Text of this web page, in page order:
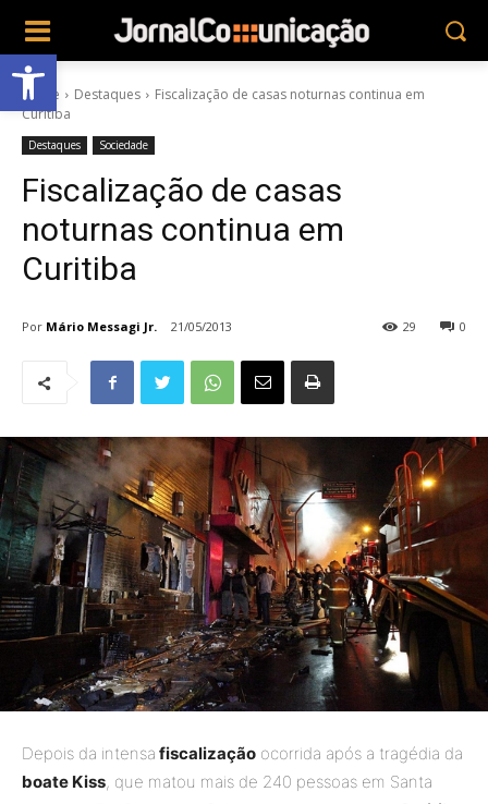
Abrir a barra de ferramentas
Home Destaques
Fiscalização de casas noturnas continua em
Curitiba
Destaques Sociedade
Fiscalização de casas
noturnas continua em
Curitiba
Por Mário Messagi Jr. 21/05/2013 0
29
Depois da intensa fiscalização ocorrida após a tragédia da
boate Kiss, que matou mais de 240 pessoas em Santa